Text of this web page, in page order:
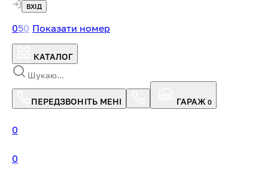
ВХІД
050 Показати номер
КАТАЛОГ
ПЕРЕДЗВОНІТЬ МЕНІ ГАРАЖ 0
0
0